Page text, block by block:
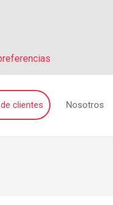
clientes Nosotros